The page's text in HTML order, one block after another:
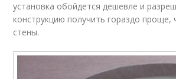
установка обойдется дешевле и
конструкцию получить гораздо проще,
стены.